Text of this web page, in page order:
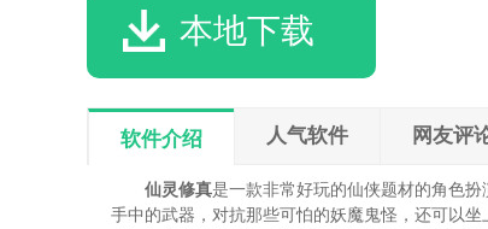
本地下载
软件介绍 人气软件 网友评
仙灵修真是一款非常好玩的仙侠题材的角色
手中的武器，对抗那些可怕的妖魔鬼怪，还可以